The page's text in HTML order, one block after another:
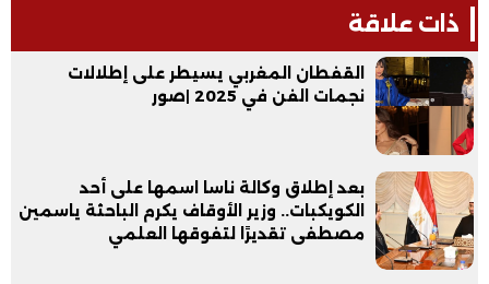
ذات علاقة
القفطان المغربي يسيطر على إطلالات
نجمات الفن في 2025 |صور
بعد إطلاق وكالة ناسا اسمها على أحد
الكويكبات.. وزير الأوقاف يكرم الباحثة ياسمين
مصطفى تقديرًا لتفوقها العلمي